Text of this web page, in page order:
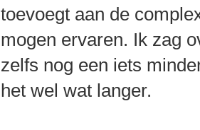
toevoegt aan de
mogen ervaren. Ik zag
zelfs nog een iets
het wel wat langer.